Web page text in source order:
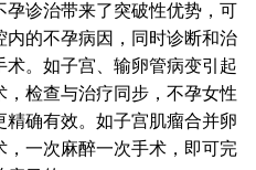
诊治带来了突破性优势，可
的不孕病因，同时诊断和治
。如子宫、输卵管病变引起
检查与治疗同步，不孕女性
确有效。如子宫肌瘤合并卵
一次麻醉一次手术，即可完